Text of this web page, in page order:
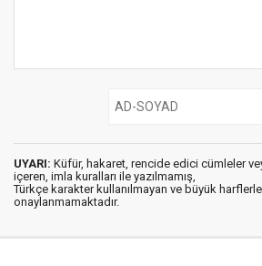
UYARI: Küfür, hakaret, rencide edici cümleler
içeren, imla kuralları ile yazılmamış,
Türkçe karakter kullanılmayan ve büyük
onaylanmamaktadır.